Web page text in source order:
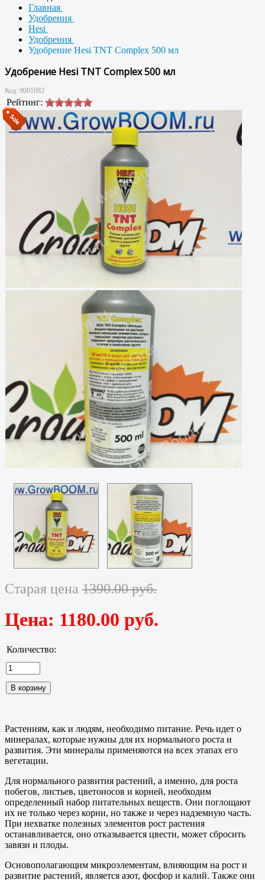
Главная
Удобрения
Hesi
Удобрения
Удобрение Hesi TNT Complex 500 мл
Удобрение Hesi TNT Complex 500 мл
Код: 9001682
Рейтинг:
Старая цена 1390.00 руб.
Цена: 1180.00 руб.
Количество:
Растениям, как и людям, необходимо питание. Речь идет о
минералах, которые нужны для их нормального роста и
развития. Эти минералы применяются на всех этапах его
вегетации.
Для нормального развития растений, а именно, для роста
побегов, листьев, цветоносов и корней, необходим
определенный набор питательных веществ. Они поглощают
их не только через корни, но также и через надземную часть.
При нехватке полезных элементов рост растения
останавливается, оно отказывается цвести, может сбросить
завязи и плоды.
Основополагающим микроэлементам, влияющим на рост и
развитие растений, является азот, фосфор и калий. Также они